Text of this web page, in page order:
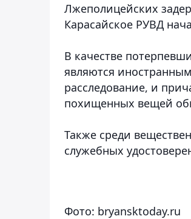
Лжеполицейских
Карасайское РУВД
В качестве
являются
расследование, и
похищенных вещей
Также среди
служебных
Фото: bryansktoday.ru